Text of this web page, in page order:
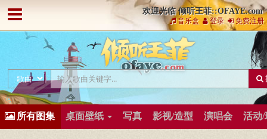
欢迎光临 倾听王菲::OFAYE.com
音乐盒 登录 免费注册
所有图集 桌面壁纸 写真 影视/造型 演唱会 活动/